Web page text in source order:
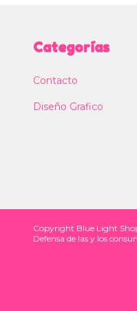
Categorías
Contacto
Diseño Grafico
Copyright Blue Light
Defensa de las y los